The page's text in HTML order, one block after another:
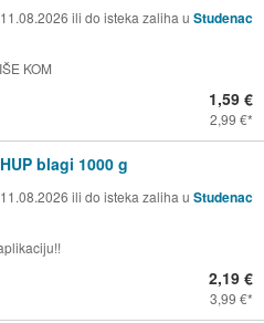
ili do isteka zaliha u Studenac
KOM
1,59 €
2,99 €
blagi 1000 g
ili do isteka zaliha u Studenac
2,19 €
3,99 €